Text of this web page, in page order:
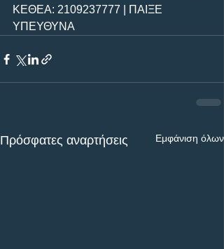
ΚΕΘΕΑ: 2109237777 | ΠΑΙΞΕ
ΥΠΕΥΘΥΝΑ
Πρόσφατες αναρτήσεις Εμφάνιση όλων